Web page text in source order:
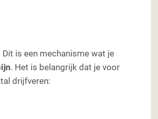
Dit is een mechanisme wat je
. Het is belangrijk dat je voor
drijfveren: